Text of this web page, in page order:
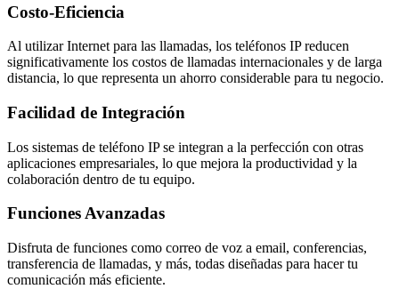
Costo-Eficiencia
Al utilizar Internet para las llamadas, los teléfonos IP reducen
significativamente los costos de llamadas internacionales y de larga
distancia, lo que representa un ahorro considerable para tu negocio.
Facilidad de Integración
Los sistemas de teléfono IP se integran a la perfección con otras
aplicaciones empresariales, lo que mejora la productividad y la
colaboración dentro de tu equipo.
Funciones Avanzadas
Disfruta de funciones como correo de voz a email, conferencias,
transferencia de llamadas, y más, todas diseñadas para hacer tu
comunicación más eficiente.